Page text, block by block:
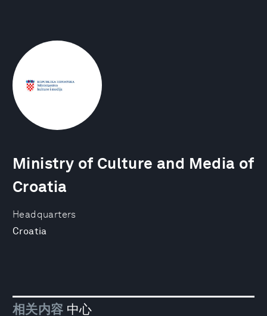
Headquarters
Croatia
Ministry of Culture and Media of
Croatia
相关内容 中心